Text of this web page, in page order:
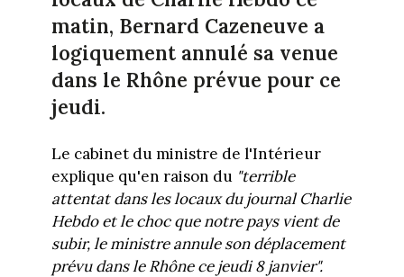
matin, Bernard Cazeneuve a
logiquement annulé sa venue
dans le Rhône prévue pour ce
jeudi.
Le cabinet du ministre de l'Intérieur
explique qu'en raison du "terrible
attentat dans les locaux du journal Charlie
Hebdo et le choc que notre pays vient de
subir, le ministre annule son déplacement
prévu dans le Rhône ce jeudi 8 janvier".